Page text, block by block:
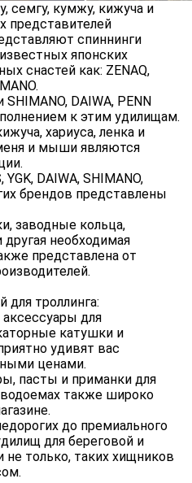
семгу, кумжу, кижуча и
представителей
спиннинги
японских
снастей как: ZENAQ,
DAIWA, PENN
к этим удилищам.
хариуса, ленка и
и мыши являются
DAIWA, SHIMANO,
брендов представлены
заводные кольца,
необходимая
представлена от
для троллинга:
аксессуары для
катушки и
удивят вас
ценами.
пасты и приманки для
также широко
до премиального
для береговой и
не только, таких хищников